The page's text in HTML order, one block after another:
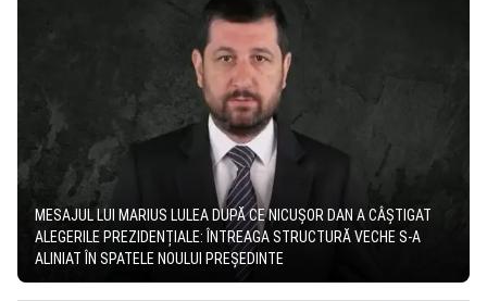
MESAJUL LUI MARIUS LULEA DUPĂ CE NICUȘOR DAN A CÂȘTIGAT
ALEGERILE PREZIDENȚIALE: ÎNTREAGA STRUCTURĂ VECHE S-A
ALINIAT ÎN SPATELE NOULUI PREŞEDINTE